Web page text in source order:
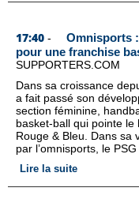
17:40 -
Omnisports
pour une franchise
SUPPORTERS.COM
Dans sa croissance
a fait passé son
section féminine,
basket-ball qui pointe
Rouge & Bleu. Dans sa
par l’omnisports, le PSG
Lire la suite